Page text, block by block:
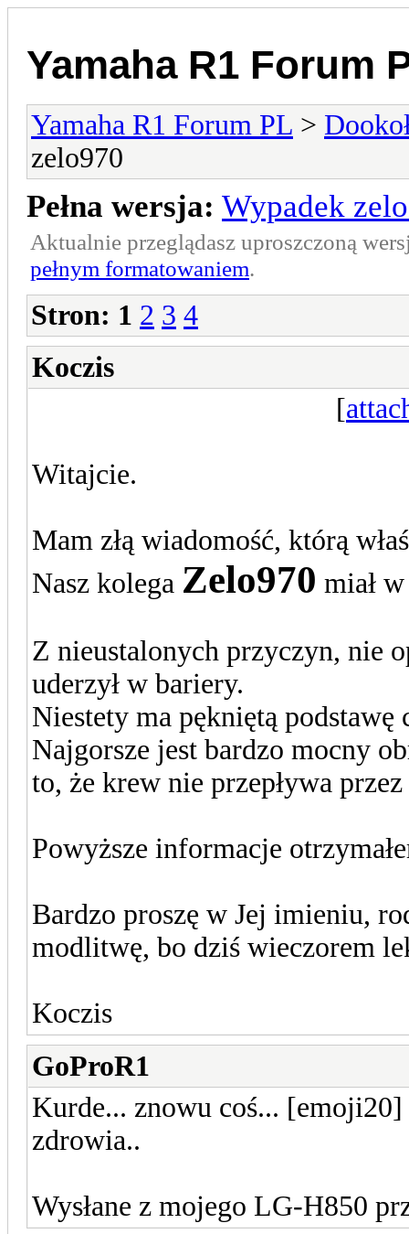
Yamaha R1 Forum
Yamaha R1 Forum PL >
zelo970
Pełna wersja: Wypadek
Aktualnie przeglądasz uproszczoną
pełnym formatowaniem.
Stron: 1 2 3 4
Koczis
[
Witajcie.
Mam złą wiadomość, którą
Nasz kolega Zelo970 miał
Z nieustalonych przyczyn, nie
uderzył w bariery.
Niestety ma pękniętą
Najgorsze jest bardzo mocny
to, że krew nie przepływa
Powyższe informacje
Bardzo proszę w Jej imieniu,
modlitwę, bo dziś wieczorem
Koczis
GoProR1
Kurde... znowu coś...
zdrowia..
Wysłane z mojego LG-H850